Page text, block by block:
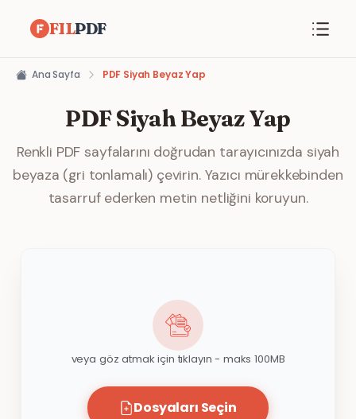
FILPDF
Ana Sayfa PDF Siyah Beyaz Yap
PDF Siyah Beyaz Yap
Renkli PDF sayfalarını doğrudan tarayıcınızda siyah
beyaza (gri tonlamalı) çevirin. Yazıcı mürekkebinden
tasarruf ederken metin netliğini koruyun.
veya göz atmak için tıklayın - maks 100MB
Dosyaları Seçin